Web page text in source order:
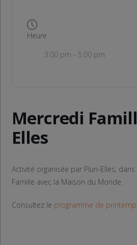
Heure
3:00 pm - 5:00 pm
Mercredi
Elles
Activité organisée par Pluri-Elles,
Famille avec la Maison du Monde.
Consultez le programme de